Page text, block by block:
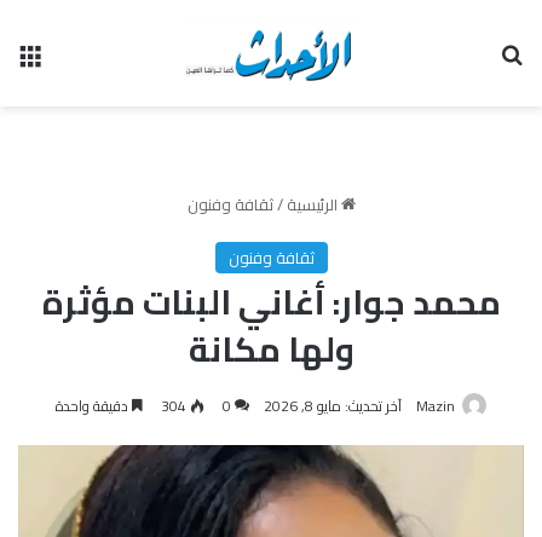
الرئيسية/ثقافة وفنون
ثقافة وفنون
محمد جوار: أغاني البنات مؤثرة
ولها مكانة
Mazin آخر تحديث: مايو 8, 2026 0
304 دقيقة واحدة